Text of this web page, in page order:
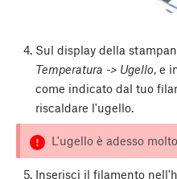
Sul display della
Temperatura -> Ugello, e
come indicato dal tuo
riscaldare l'ugello.
L'ugello è adesso
Inserisci il filamento